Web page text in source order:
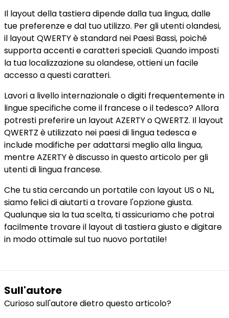
Il layout della tastiera dipende dalla tua lingua, dalle
tue preferenze e dal tuo utilizzo. Per gli utenti olandesi,
il layout QWERTY è standard nei Paesi Bassi, poiché
supporta accenti e caratteri speciali. Quando imposti
la tua localizzazione su olandese, ottieni un facile
accesso a questi caratteri.
Lavori a livello internazionale o digiti frequentemente in
lingue specifiche come il francese o il tedesco? Allora
potresti preferire un layout AZERTY o QWERTZ. Il layout
QWERTZ è utilizzato nei paesi di lingua tedesca e
include modifiche per adattarsi meglio alla lingua,
mentre AZERTY è discusso in questo articolo per gli
utenti di lingua francese.
Che tu stia cercando un portatile con layout US o NL,
siamo felici di aiutarti a trovare l'opzione giusta.
Qualunque sia la tua scelta, ti assicuriamo che potrai
facilmente trovare il layout di tastiera giusto e digitare
in modo ottimale sul tuo nuovo portatile!
Sull'autore
Curioso sull'autore dietro questo articolo?